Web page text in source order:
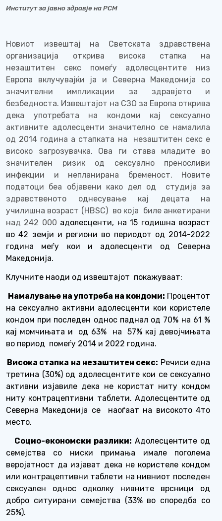
Институт за јавно здравје на РСМ
Новиот извештај на Светската здравствена
организација открива висока стапка на
незаштитен секс помеѓу адолесцентите низ
Европа вклучувајќи ја и Северна Македонија со
значителни импликации за здравјето и
безбедноста. Извештајот на СЗО за Европа открива
дека употребата на кондоми кај сексуално
активните адолесценти значително се намалила
oд 2014 година а стапката на
незаштитен секс е
високо загрозувачка. Ова ги става младите во
значителен ризик од сексуално преносливи
инфекции и непланирана бременост. Новите
податоци беа објавени како дел од
студија за
здравственото однесување кај децата на
училишна возраст (HBSC) во која биле анкетирани
над 242 000 адолесценти, на 15 годишна возраст
во 42 земји и региони во периодот од 2014-2022
година меѓу кои и адолесценти од Северна
Македонија.
Клучните наоди од извештајот покажуваат:
Намалување на употреба на кондоми: Процентот
на сексуално активни адолесценти кои користеле
кондом при последен однос паднал од 70% на 61 %
кај момчињата и
од 63% на
57% кај девојчињата
во период помеѓу 2014 и 2022 година.
Висока стапка на незаштитен секс: Речиси една
третина (30%) од адолесцентите кои се сексуално
активни изјавиле дека не користат ниту кондом
ниту контрацептивни таблети. Адолесцентите од
Северна Македонија се
наоѓаат на високото 4то
место.
Социо-економски разлики: Адолесцентите од
семејства со ниски примања имале поголема
веројатност да изјават дека не користеле кондом
или контрацептивни таблети на нивниот последен
сексуален однос одколку нивните врсници од
добро ситуирани семејства (33% во споредба со
25%).